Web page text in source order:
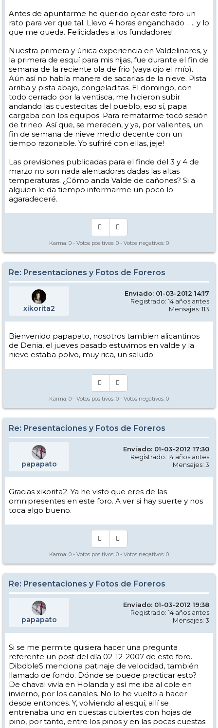
Antes de apuntarme he querido ojear este foro un
rato para ver que tal. Llevo 4 horas enganchado ….. y lo
que me queda. Felicidades a los fundadores!
Nuestra primera y única experiencia en Valdelinares, y
la primera de esquí para mis hijas, fue durante el fin de
semana de la reciente ola de frio (vaya ojo el mío).
Aún así no había manera de sacarlas de la nieve. Pista
arriba y pista abajo, congeladitas. El domingo, con
todo cerrado por la ventisca, me hicieron subir
andando las cuestecitas del pueblo, eso sí, papa
cargaba con los equipos. Para rematarme tocó sesión
de trineo. Así que, se merecen, y ya, por valientes, un
fin de semana de nieve medio decente con un
tiempo razonable. Yo sufriré con ellas, jeje!
Las previsiones publicadas para el finde del 3 y 4 de
marzo no son nada alentadoras dadas las altas
temperaturas. ¿Cómo anda Valde de cañones? Si a
alguien le da tiempo informarme un poco lo
agaradeceré.
Karma: 0 - Votos positivos: 0 - Votos negativos: 0
Re: Presentaciones y Fotos de Foreros
xikorita2
Enviado: 01-03-2012 14:17
Registrado: 14 años antes
Mensajes: 113
Bienvenido papapato, nosotros tambien alicantinos
de Denia, el jueves pasado estuvimos en valde y la
nieve estaba polvo, muy rica, un saludo.
Karma: 0 - Votos positivos: 0 - Votos negativos: 0
Re: Presentaciones y Fotos de Foreros
papapato
Enviado: 01-03-2012 17:30
Registrado: 14 años antes
Mensajes: 3
Gracias xikorita2. Ya he visto que eres de las
omnipresentes en este foro. A ver si hay suerte y nos
toca algo bueno.
Karma: 0 - Votos positivos: 0 - Votos negativos: 0
Re: Presentaciones y Fotos de Foreros
papapato
Enviado: 01-03-2012 19:38
Registrado: 14 años antes
Mensajes: 3
Si se me permite quisiera hacer una pregunta
referente un post del día 02-12-2007 de este foro.
DibdbleS menciona patinaje de velocidad, también
llamado de fondo. Dónde se puede practicar esto?
De chaval vivía en Holanda y así me iba al cole en
invierno, por los canales. No lo he vuelto a hacer
desde entonces. Y, volviendo al esquí, allí se
entrenaba uno en cuestas cubiertas con hojas de
pino, por tanto, entre los pinos y en las pocas cuestas